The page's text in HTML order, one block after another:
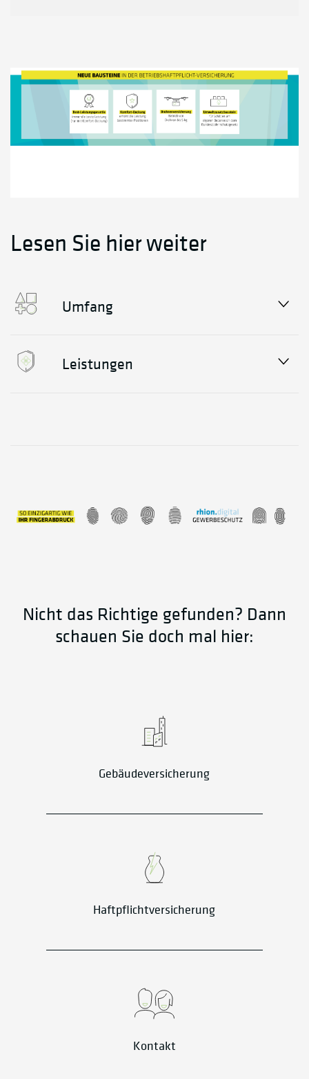
Lesen Sie hier weiter
Umfang
Leistungen
Nicht das Richtige gefunden? Dann
schauen Sie doch mal hier:
Gebäudeversicherung
Haftpflichtversicherung
Kontakt